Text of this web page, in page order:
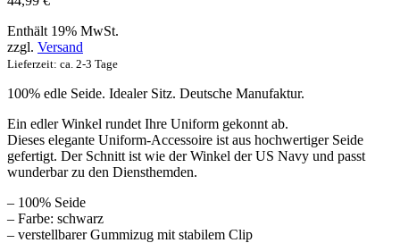
Enthält 19% MwSt.
zzgl. Versand
Lieferzeit: ca. 2-3 Tage
100% edle Seide. Idealer Sitz. Deutsche Manufaktur.
Ein edler Winkel rundet Ihre Uniform gekonnt ab.
Dieses elegante Uniform-Accessoire ist aus hochwertiger Seide
gefertigt. Der Schnitt ist wie der Winkel der US Navy und passt
wunderbar zu den Diensthemden.
– 100% Seide
– Farbe: schwarz
– verstellbarer Gummizug mit stabilem Clip